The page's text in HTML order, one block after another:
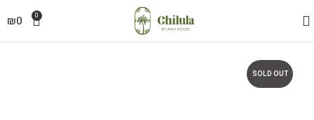
0
₪0
SOLD OUT